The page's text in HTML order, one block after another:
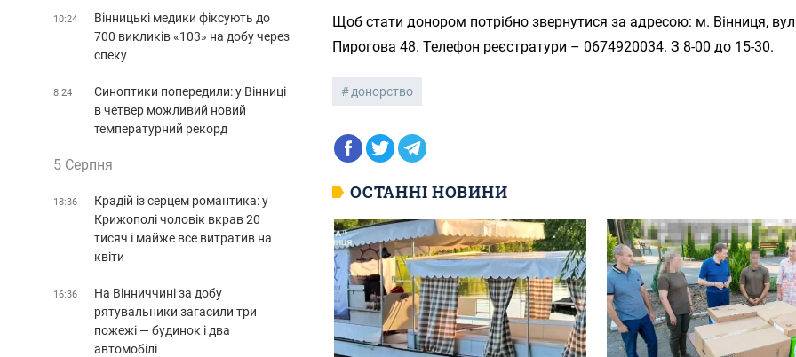
Щоб стати донором потрібно звернутися за адресою: м. Вінниця,
Пирогова 48. Телефон реєстратури – 0674920034. З 8-00 до 15-30.
донорство
ОСТАННІ НОВИНИ
10:24
Вінницькі медики фіксують до
700 викликів «103» на добу через
спеку
8:24
Синоптики попередили: у Вінниці
в четвер можливий новий
температурний рекорд
5 Серпня
18:36
Крадій із серцем романтика: у
Крижополі чоловік вкрав 20
тисяч і майже все витратив на
квіти
16:36
На Вінниччині за добу
рятувальники загасили три
пожежі — будинок і два
автомобілі